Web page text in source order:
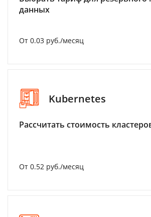
данных
От 0.03 руб./месяц
Kubernetes
Рассчитать стоимость
От 0.52 руб./месяц